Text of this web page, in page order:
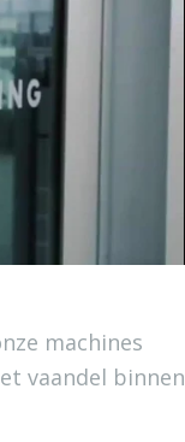
machines
vaandel binnen